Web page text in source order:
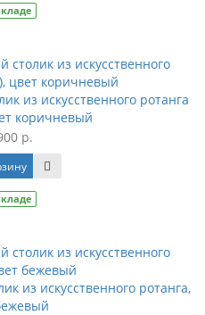
из искусственного ротанга
коричневый
р.
из искусственного ротанга,